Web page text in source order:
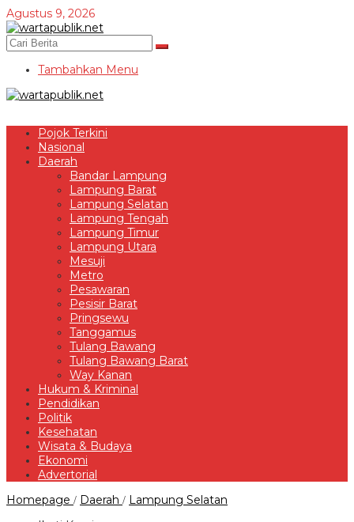
Lewati
ke
konten
Agustus 9, 2026
Tambahkan Menu
Pojok Terkini
Nasional
Daerah
Bandar Lampung
Lampung Barat
Lampung Selatan
Lampung Tengah
Lampung Timur
Lampung Utara
Mesuji
Metro
Pesawaran
Pesisir Barat
Pringsewu
Tanggamus
Tulang Bawang
Tulang Bawang Barat
Way Kanan
Hukum & Kriminal
Pendidikan
Politik
Kesehatan
Wisata & Budaya
Ekonomi
Advertorial
Homepage / Daerah / Lampung Selatan